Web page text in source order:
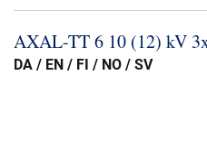
AXAL-​TT 6 10 (12) kV
DA / EN / FI / NO / SV